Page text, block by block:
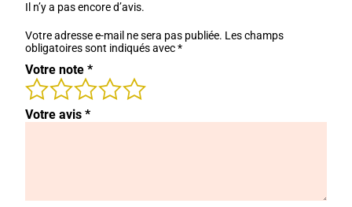
Il n’y a pas encore d’avis.
Votre adresse e-mail ne sera pas publiée. Les champs
obligatoires sont indiqués avec*
Votre note *
Votre avis *